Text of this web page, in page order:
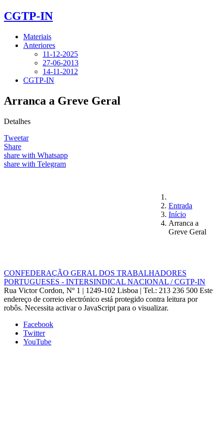
CGTP-IN
Materiais
Anteriores
11-12-2025
27-06-2013
14-11-2012
CGTP-IN
Arranca a Greve Geral
Detalhes
Tweetar
Share
share with Whatsapp
share with Telegram
Entrada
Início
Arranca a
Greve Geral
CONFEDERAÇÃO GERAL DOS TRABALHADORES
PORTUGUESES - INTERSINDICAL NACIONAL / CGTP-IN
Rua Victor Cordon, Nº 1 | 1249-102 Lisboa | Tel.: 213 236 500 Este
endereço de correio electrónico está protegido contra leitura por
robôs. Necessita activar o JavaScript para o visualizar.
Facebook
Twitter
YouTube